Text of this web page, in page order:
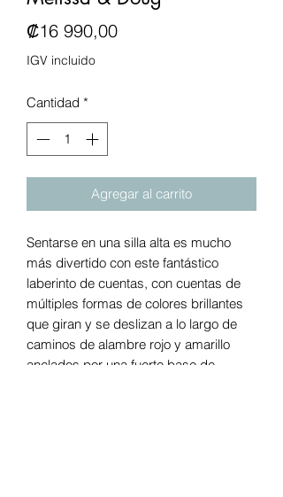
₡16 990,00Precio
IGV incluido
Cantidad *
Agregar al carrito
Sentarse en una silla alta es mucho
más divertido con este fantástico
laberinto de cuentas, con cuentas de
múltiples formas de colores brillantes
que giran y se deslizan a lo largo de
caminos de alambre rojo y amarillo
anclados por una fuerte base de